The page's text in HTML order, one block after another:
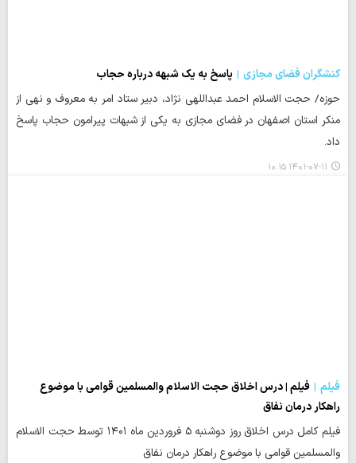
کنشگران فضای مجازی
پاسخ به یک شبهه درباره حجاب
حوزه/ حجت الاسلام احمد عبداللهی نژاد، دبیر ستاد امر به معروف و نهی از
منکر استان اصفهان در فضای مجازی به یکی از شبهات پیرامون حجاب پاسخ
داد.
۱۴۰۱-۰۷-۱۱ ۱۰:۱۵
فیلم
فیلم | درس اخلاق حجت الاسلام والمسلمین قوامی با موضوع
راهکار درمان نفاق
فیلم کامل درس اخلاق روز دوشنبه ۵ فروردین ماه ۱۴۰۱ توسط حجت الاسلام
والمسلمین قوامی با موضوع راهکار درمان نفاق